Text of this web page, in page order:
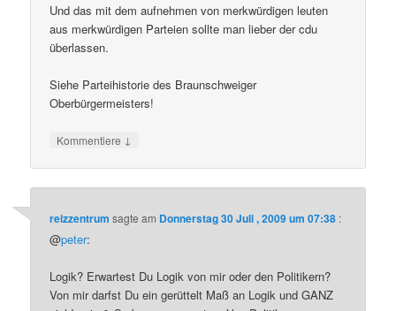
Und das mit dem aufnehmen von merkwürdigen leuten
aus merkwürdigen Parteien sollte man lieber der cdu
überlassen.
Siehe Parteihistorie des Braunschweiger
Oberbürgermeisters!
Kommentiere ↓
reizzentrum sagte am Donnerstag 30 Juli , 2009 um 07:38 :
@peter:
Logik? Erwartest Du Logik von mir oder den Politikern?
Von mir darfst Du ein gerüttelt Maß an Logik und GANZ